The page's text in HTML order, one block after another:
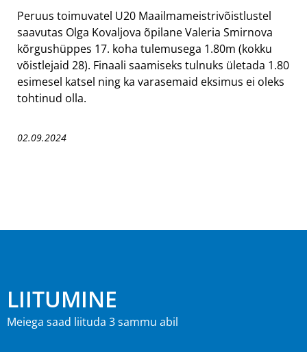
Peruus toimuvatel U20 Maailmameistrivõistlustel
saavutas Olga Kovaljova õpilane Valeria Smirnova
kõrgushüppes 17. koha tulemusega 1.80m (kokku
võistlejaid 28). Finaali saamiseks tulnuks ületada 1.80
esimesel katsel ning ka varasemaid eksimus ei oleks
tohtinud olla.
02.09.2024
LIITUMINE
Meiega saad liituda 3 sammu abil